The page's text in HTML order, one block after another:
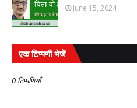
June 15, 2024
एक टिप्पणी भेजें
0 टिप्पणियाँ